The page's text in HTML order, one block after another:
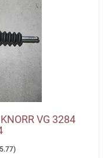
VG 3284